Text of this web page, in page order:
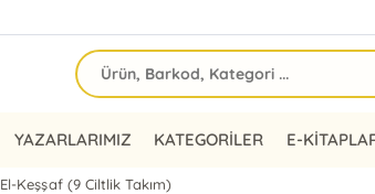
YAZARLARIMIZ KATEGORİLER E-
El-Keşşaf (9 Ciltlik Takım)